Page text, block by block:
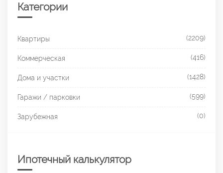
Категории
Квартиры (2209)
Коммерческая (416)
Дома и участки (1428)
Гаражи / парковки (599)
Зарубежная (0)
Ипотечный калькулятор